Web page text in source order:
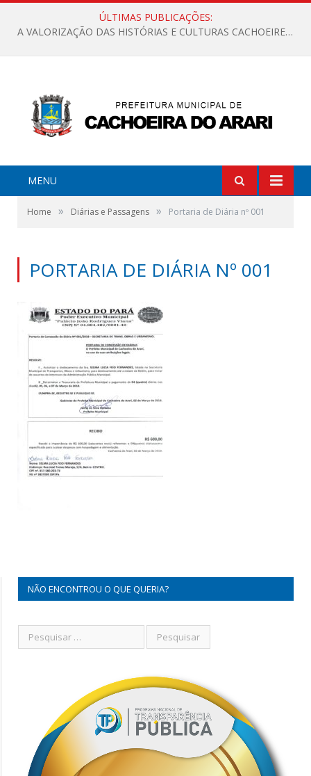
ÚLTIMAS PUBLICAÇÕES:
A VALORIZAÇÃO DAS HISTÓRIAS E CULTURAS CACHOEIRENSES
MENU
Home » Diárias e Passagens » Portaria de Diária nº 001
PORTARIA DE DIÁRIA Nº 001
NÃO ENCONTROU O QUE QUERIA?